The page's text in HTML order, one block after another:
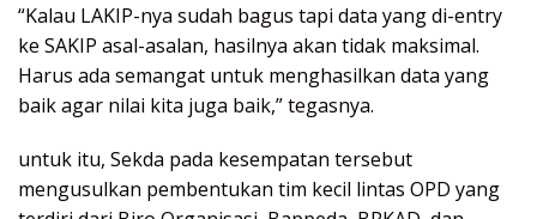
“Kalau LAKIP-nya sudah bagus tapi data yang di-entry
ke SAKIP asal-asalan, hasilnya akan tidak maksimal.
Harus ada semangat untuk menghasilkan data yang
baik agar nilai kita juga baik,” tegasnya.
untuk itu, Sekda pada kesempatan tersebut
mengusulkan pembentukan tim kecil lintas OPD yang